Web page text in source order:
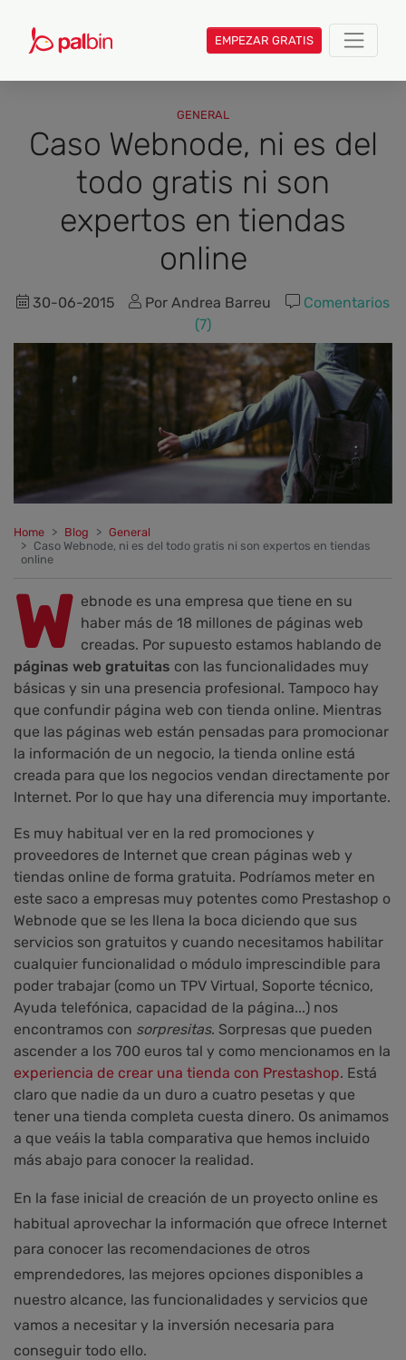
EMPEZAR GRATIS
GENERAL
Caso Webnode, ni es del
todo gratis ni son
expertos en tiendas
online
30-06-2015 Por Andrea Barreu
Comentarios
(7)
Home Blog
General
Caso Webnode, ni es del todo gratis ni son expertos en tiendas
online
W ebnode es una empresa que tiene en su
haber más de 18 millones de páginas web
creadas. Por supuesto estamos hablando de
páginas web gratuitas con las funcionalidades muy
básicas y sin una presencia profesional. Tampoco hay
que confundir página web con tienda online. Mientras
que las páginas web están pensadas para promocionar
la información de un negocio, la tienda online está
creada para que los negocios vendan directamente por
Internet. Por lo que hay una diferencia muy importante.
Es muy habitual ver en la red promociones y
proveedores de Internet que crean páginas web y
tiendas online de forma gratuita. Podríamos meter en
este saco a empresas muy potentes como Prestashop o
Webnode que se les llena la boca diciendo que sus
servicios son gratuitos y cuando necesitamos habilitar
cualquier funcionalidad o módulo imprescindible para
poder trabajar (como un TPV Virtual, Soporte técnico,
Ayuda telefónica, capacidad de la página...) nos
encontramos con sorpresitas. Sorpresas que pueden
ascender a los 700 euros tal y como mencionamos en la
experiencia de crear una tienda con Prestashop. Está
claro que nadie da un duro a cuatro pesetas y que
tener una tienda completa cuesta dinero. Os animamos
a que veáis la tabla comparativa que hemos incluido
más abajo para conocer la realidad.
En la fase inicial de creación de un proyecto online es
habitual aprovechar la información que ofrece Internet
para conocer las recomendaciones de otros
emprendedores, las mejores opciones disponibles a
nuestro alcance, las funcionalidades y servicios que
vamos a necesitar y la inversión necesaria para
conseguir todo ello.